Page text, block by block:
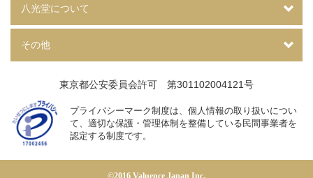
八光堂について
その他
東京都公安委員会許可 第301102004121号
プライバシーマーク制度は、個人情報の取り扱いについ
て、適切な保護・管理体制を整備している民間事業者を
認定する制度です。